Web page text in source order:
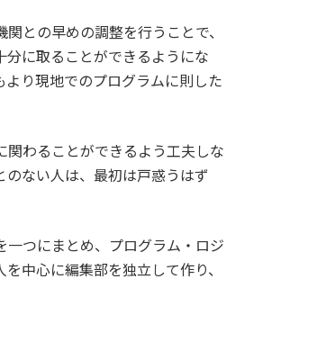
との早めの調整を行うことで、
に取ることができるようにな
り現地でのプログラムに則した
わることができるよう工夫しな
ない人は、最初は戸惑うはず
一つにまとめ、プログラム・ロジ
中心に編集部を独立して作り、